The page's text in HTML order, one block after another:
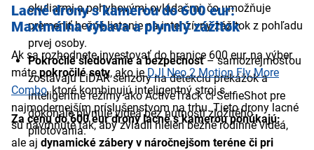
okuliarmi a pohybovými ovládačmi, čo umožňuje
premeniť bežné lietanie na intenzívny zážitok z pohľadu
prvej osoby.
Pokročilé sledovanie a bezpečnosť– samozrejmosťou
zostávajú LiDAR senzory na detekciu prekážok a
inteligentné režimy ako ActiveTrack či SelfieShot pre
dokonale plynulé videá bez nutnosti zložitého
pilotovania.
Lacné drony s kamerou do 600 eur:
Maximálna výbava a plynulý zážitok
Ak sa rozhodnete investovať do hranice 600 eur, na výber
máte pokročilé sety, ako je DJI Neo 2 Motion Fly More
Combo, ktoré kombinujú inteligentný stroj s
najmodernejším príslušenstvom na trhu. Tieto drony lacné
sú navrhnuté tak, aby zvládli nielen bežné rodinné videá,
ale aj dynamické zábery v náročnejšom teréne či pri
Za cenu do 600 eur drony lacné s kamerou ponúkajú: